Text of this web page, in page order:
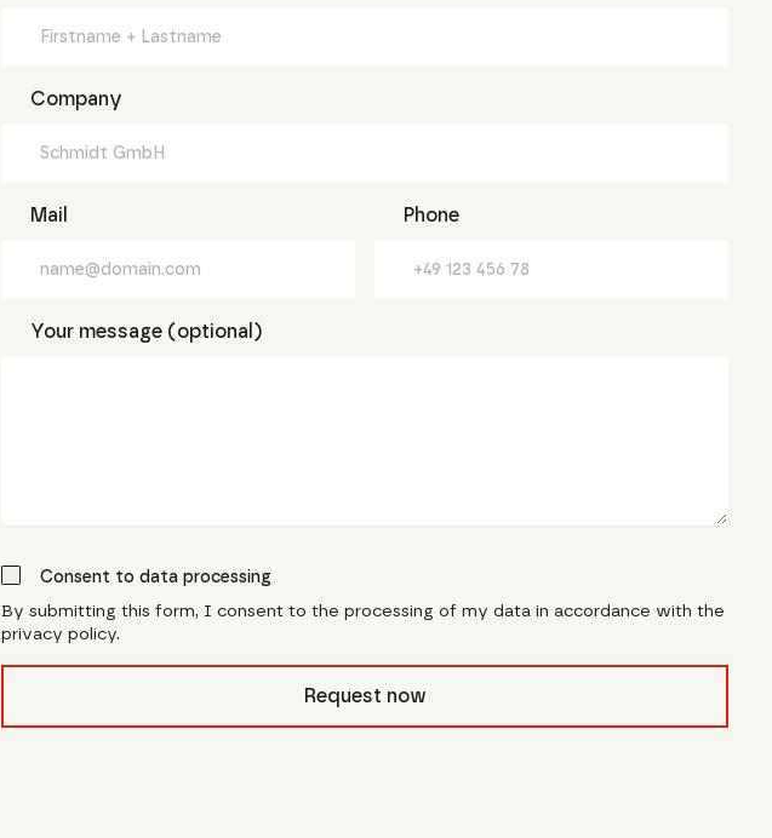
Company
Mail Phone
Your message (optional)
Consent to data processing
By submitting this form, I consent to the processing of my data in accordance with the
privacy policy.
Request now